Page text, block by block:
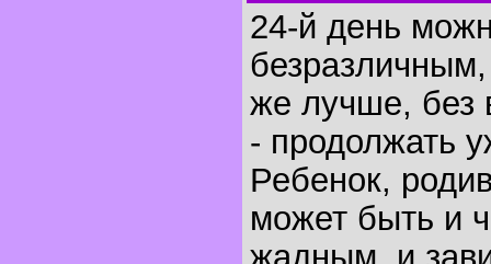
24-й день
же лучше, без
- продолжать
Ребенок,
может быть и
жадным, и